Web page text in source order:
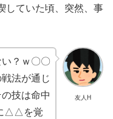
していた頃、突然、事
友人H
？ｗ〇〇
法が通じ
技は命中
△△を覚